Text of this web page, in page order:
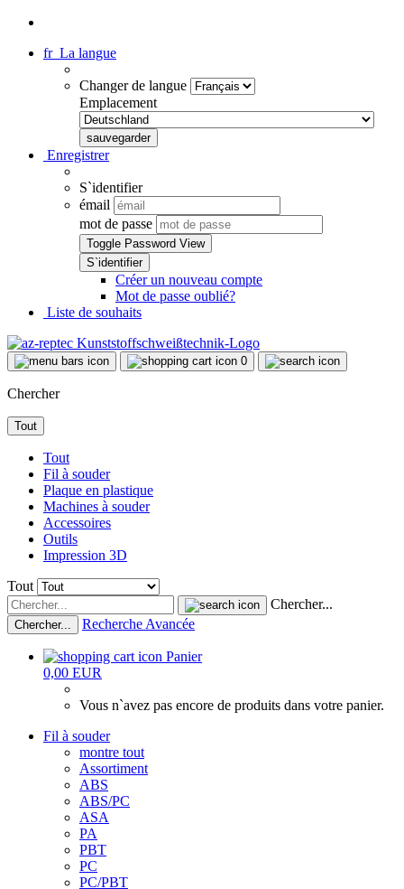
fr La langue
Changer de langue
Emplacement
Enregistrer
S`identifier
émail
mot de passe
Toggle Password View
Créer un nouveau compte
Mot de passe oublié?
Liste de souhaits
0
Chercher
Tout
Tout
Fil à souder
Plaque en plastique
Machines à souder
Accessoires
Outils
Impression 3D
Tout
Chercher...
Chercher... Recherche Avancée
Panier
0,00 EUR
Vous n`avez pas encore de produits dans votre panier.
Fil à souder
montre tout
Assortiment
ABS
ABS/PC
ASA
PA
PBT
PC
PC/PBT